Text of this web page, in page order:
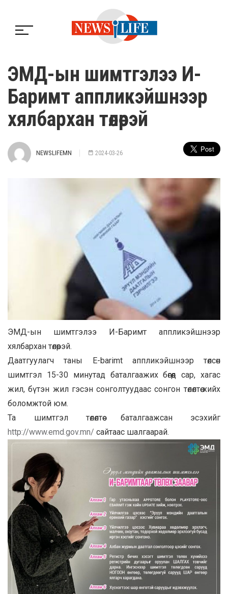
ЭМД-ын шимтгэлээ И-
Баримт аппликэйшнээр
хялбархан төлөөрэй
NEWSLIFEMN 2024-03-26
ЭМД-ын шимтгэлээ И-Баримт аппликэйшнээр
хялбархан төлөөрэй.
Даатгуулагч таны E-barimt аппликэйшнээр төлсөн
шимтгэл 15-30 минутад баталгаажих бөгөөд сар, хагас
жил, бүтэн жил гэсэн сонголтуудаас сонгон төлөлтөө хийх
боломжтой юм.
Та шимтгэл төлөлтөө баталгаажсан эсэхийг
http://www.emd.gov.mn/ сайтаас шалгаарай.